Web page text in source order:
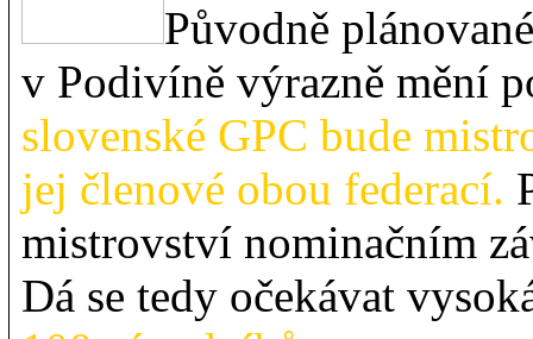
Původně
v Podivíně výrazně mění
slovenské GPC bude
jej členové obou federací.
mistrovství nominačním
Dá se tedy očekávat